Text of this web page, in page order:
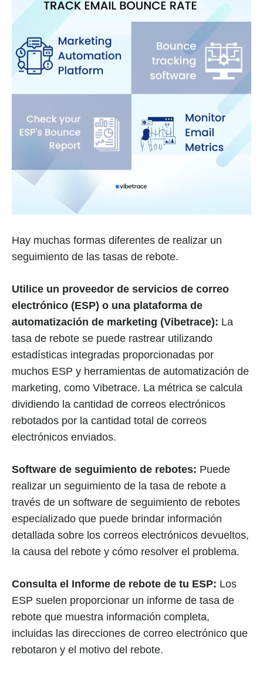
Hay muchas formas diferentes de realizar un
seguimiento de las tasas de rebote.
Utilice un proveedor de servicios de correo
electrónico (ESP) o una plataforma de
automatización de marketing (Vibetrace): La
tasa de rebote se puede rastrear utilizando
estadísticas integradas proporcionadas por
muchos ESP y herramientas de automatización de
marketing, como Vibetrace. La métrica se calcula
dividiendo la cantidad de correos electrónicos
rebotados por la cantidad total de correos
electrónicos enviados.
Software de seguimiento de rebotes: Puede
realizar un seguimiento de la tasa de rebote a
través de un software de seguimiento de rebotes
especializado que puede brindar información
detallada sobre los correos electrónicos devueltos,
la causa del rebote y cómo resolver el problema.
Consulta el Informe de rebote de tu ESP: Los
ESP suelen proporcionar un informe de tasa de
rebote que muestra información completa,
incluidas las direcciones de correo electrónico que
rebotaron y el motivo del rebote.